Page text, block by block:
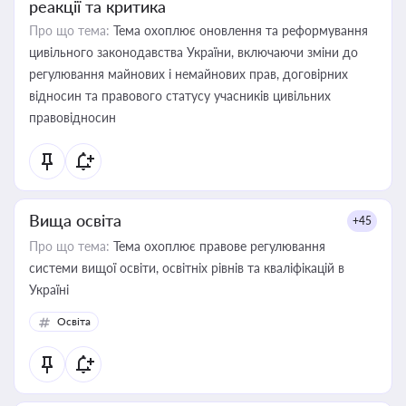
реакції та критика
Про що тема: Тема охоплює оновлення та реформування
цивільного законодавства України, включаючи зміни до
регулювання майнових і немайнових прав, договірних
відносин та правового статусу учасників цивільних
правовідносин
Вища освіта +45
Про що тема: Тема охоплює правове регулювання
системи вищої освіти, освітніх рівнів та кваліфікацій в
Україні
Освіта